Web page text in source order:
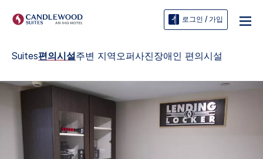
로그인 / 가입
Suites편의시설주변 지역오퍼사진장애인 편의시설